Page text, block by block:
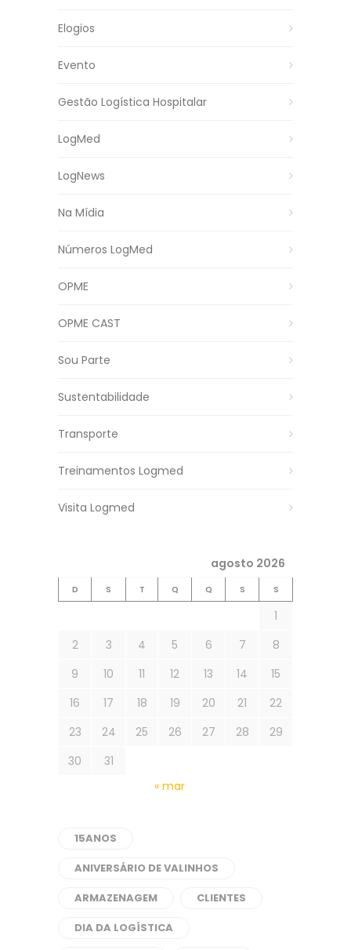
Elogios
Evento
Gestão Logística Hospitalar
LogMed
LogNews
Na Mídia
Números LogMed
OPME
OPME CAST
Sou Parte
Sustentabilidade
Transporte
Treinamentos Logmed
Visita Logmed
agosto 2026
D S T Q Q S S
1
2
3 4 5 6 7
8
9
10 11 12 13 14
15
16
17 18 19 20 21
22
23
24 25 26 27 28
29
30
31
« mar
15ANOS
ANIVERSÁRIO DE VALINHOS
ARMAZENAGEM
CLIENTES
DIA DA LOGÍSTICA